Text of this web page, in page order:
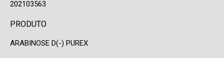
202103563
PRODUTO
ARABINOSE D(-) PUREX